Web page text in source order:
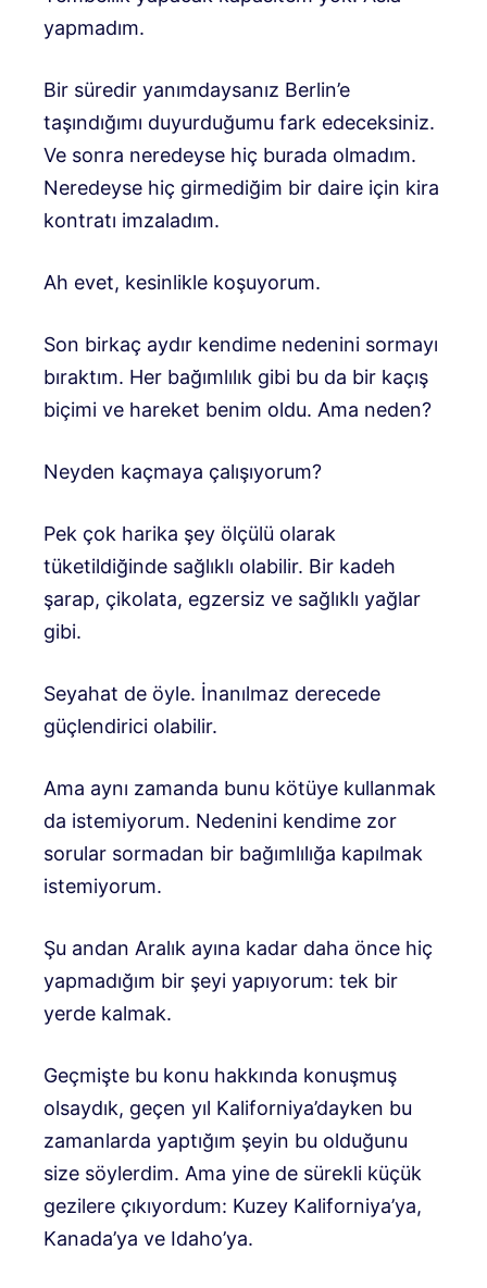
yapmadım.
Bir süredir yanımdaysanız Berlin’e
taşındığımı duyurduğumu fark edeceksiniz.
Ve sonra neredeyse hiç burada olmadım.
Neredeyse hiç girmediğim bir daire için kira
kontratı imzaladım.
Ah evet, kesinlikle koşuyorum.
Son birkaç aydır kendime nedenini sormayı
bıraktım. Her bağımlılık gibi bu da bir kaçış
biçimi ve hareket benim oldu. Ama neden?
Neyden kaçmaya çalışıyorum?
Pek çok harika şey ölçülü olarak
tüketildiğinde sağlıklı olabilir. Bir kadeh
şarap, çikolata, egzersiz ve sağlıklı yağlar
gibi.
Seyahat de öyle. İnanılmaz derecede
güçlendirici olabilir.
Ama aynı zamanda bunu kötüye kullanmak
da istemiyorum. Nedenini kendime zor
sorular sormadan bir bağımlılığa kapılmak
istemiyorum.
Şu andan Aralık ayına kadar daha önce hiç
yapmadığım bir şeyi yapıyorum: tek bir
yerde kalmak.
Geçmişte bu konu hakkında konuşmuş
olsaydık, geçen yıl Kaliforniya’dayken bu
zamanlarda yaptığım şeyin bu olduğunu
size söylerdim. Ama yine de sürekli küçük
gezilere çıkıyordum: Kuzey Kaliforniya’ya,
Kanada’ya ve Idaho’ya.